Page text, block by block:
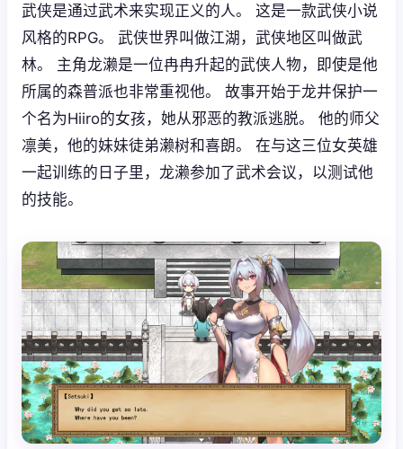
武侠是通过武术来实现正义的人。 这是一款武侠小说
风格的RPG。 武侠世界叫做江湖，武侠地区叫做武
林。 主角龙濑是一位冉冉升起的武侠人物，即使是他
所属的森普派也非常重视他。 故事开始于龙井保护一
个名为Hiiro的女孩，她从邪恶的教派逃脱。 他的师父
凛美，他的妹妹徒弟濑树和喜朗。 在与这三位女英雄
一起训练的日子里，龙濑参加了武术会议，以测试他
的技能。